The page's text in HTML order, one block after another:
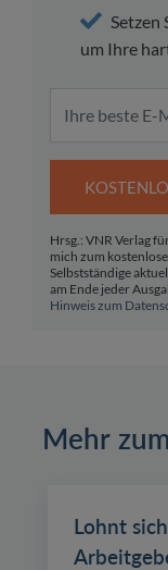
Setzen
um Ihre
Hrsg.: VNR Verlag
mich zum
Selbstständige
am Ende jeder
Hinweis zum
Mehr
Lohnt